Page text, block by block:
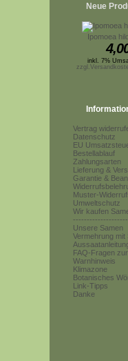
Neue
Ipomoea
inkl. 7%
Vertrag
Datenschutz
EU
Bestellablauf
Zahlungsarten
Lieferung &
Garantie &
Muster-
Umweltschutz
Wir kaufen
Unsere Samen
Vermehrung mit
FAQ-Fragen
Warnhinweis
Klimazone
Botanisches
Link-Tipps
Danke